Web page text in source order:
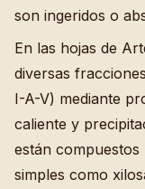
son ingeridos o
En las hojas de
diversas
I-A-V) mediante
caliente y
están
simples como